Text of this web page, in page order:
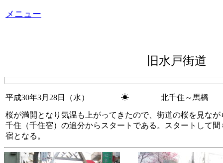
メニュー
旧水戸街道
平成30年3月28日（水） ☀ 北千住～馬橋
桜が満開となり気温も上がってきたので、街道の桜を見な
千住（千住宿）の追分からスタートである。スタートして
宿となる。